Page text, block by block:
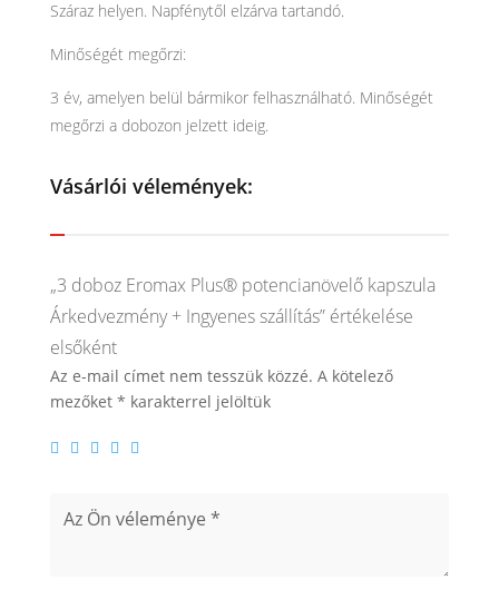
Száraz helyen. Napfénytől elzárva tartandó.
Minőségét megőrzi:
3 év, amelyen belül bármikor felhasználható. Minőségét
megőrzi a dobozon jelzett ideig.
Vásárlói vélemények:
„3 doboz Eromax Plus® potencianövelő kapszula
Árkedvezmény + Ingyenes szállítás” értékelése
elsőként
Az e-mail címet nem tesszük közzé. A kötelező
mezőket * karakterrel jelöltük